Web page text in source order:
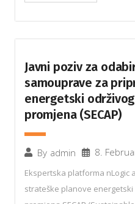
Javni poziv za
samouprave za
energetski
promjena (SECAP)
By admin 8.
Ekspertska platforma nLogic
strateške planove